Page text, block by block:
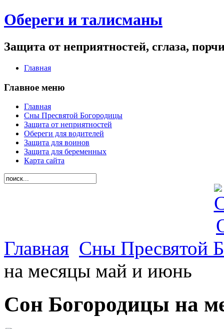
Обереги и талисманы
Защита от неприятностей, сглаза,
Главная
Главное меню
Главная
Сны Пресвятой Богородицы
Защита от неприятностей
Обереги для водителей
Защита для воинов
Защита для беременных
Карта сайта
Главная Сны Пресвятой
на месяцы май и июнь
Сон Богородицы на